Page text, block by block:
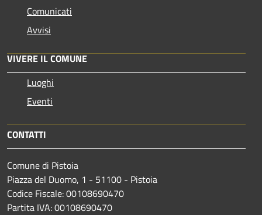
Comunicati
Avvisi
VIVERE IL COMUNE
Luoghi
Eventi
CONTATTI
Comune di Pistoia
Piazza del Duomo, 1 - 51100 - Pistoia
Codice Fiscale: 00108690470
Partita IVA: 00108690470